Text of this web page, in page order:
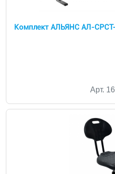
Комплект АЛЬЯНС АЛ-
Арт.